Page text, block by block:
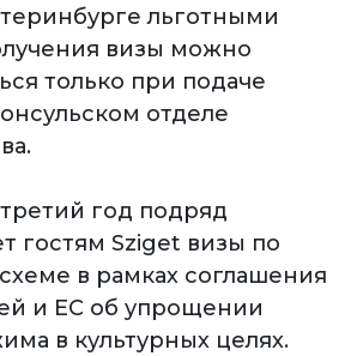
льготными
визы можно
только при подаче
отделе
год подряд
гостям Sziget визы по
в рамках соглашения
и ЕС об упрощении
в культурных целях.